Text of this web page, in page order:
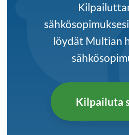
löydät Multian
Kilpailuta